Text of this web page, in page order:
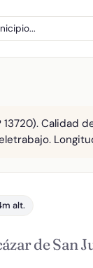
Calidad
Longitud
alt.
de San